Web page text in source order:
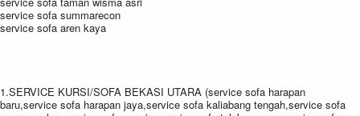
service sofa summarecon
service sofa aren kaya
1.SERVICE KURSI/SOFA BEKASI UTARA (service sofa harapan
baru,service sofa harapan jaya,service sofa kaliabang tengah,service sofa